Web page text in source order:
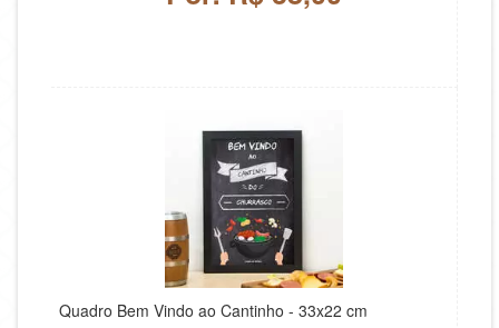
Quadro Bem Vindo ao Cantinho - 33x22 cm